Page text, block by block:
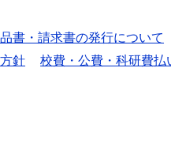
書・請求書の発行について
針 校費・公費・科研費払